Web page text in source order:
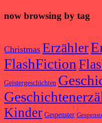
now browsing by tag
Christmas Erzähler
FlashFiction
Geistergeschichten
Kinder Gespenster